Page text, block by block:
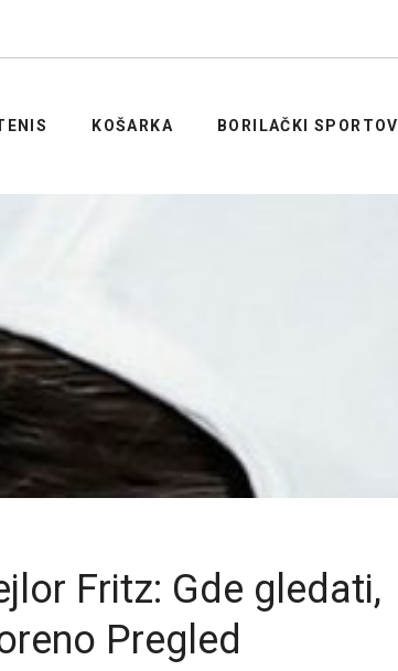
KOŠARKA BORILAČKI SPORTOVI
Fritz: Gde gledati,
Pregled